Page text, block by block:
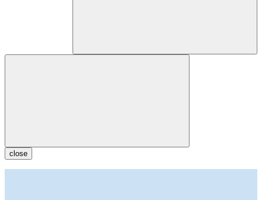
close